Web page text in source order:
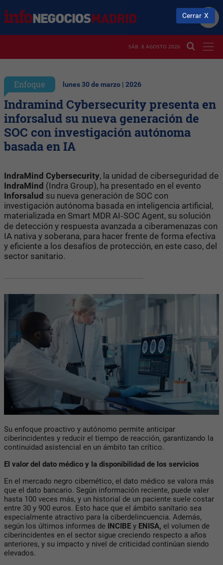
SÁB. 8 AGOSTO 2026
Enfoque lunes 30 de marzo | 2026
Indramind Cybersecurity presenta en
inforsalud su nueva generación de
SOC con investigación autónoma
basada en IA
IndraMind Cybersecurity, la unidad de ciberseguridad de
IndraMind (Indra Group), ha presentado en el evento
Inforsalud su nueva generación de SOC con
investigación autónoma basada en inteligencia artificial,
materializada en Smart MDR AI‑SOC Agent, su solución
de detección y respuesta avanzada a ciberamenazas con
IA nativa y soberana, para hacer frente de forma efectiva
y eficiente a los desafíos de protección, en este caso, del
sector sanitario.
Su enfoque proactivo y autónomo permite anticipar
ciberincidentes y reducir el tiempo de reacción, garantizando la
continuidad asistencial en un ámbito tan crítico.
El valor del dato médico y la disponibilidad de los servicios
En el mercado negro cibernético, el dato médico se valora más
que el dato bancario. Según información reciente, puede valer
hasta 100 veces más, y un historial de un paciente suele costar
entre 30 y 900 euros. Esto hace que el ámbito sanitario sea
especialmente atractivo para la ciberdelincuencia. Además,
según los últimos informes de
INCIBE y ENISA, el volumen de
ciberincidentes en el sector sigue creciendo respecto a años
anteriores, y su impacto y nivel de criticidad continúan siendo
elevados.
Cerrar